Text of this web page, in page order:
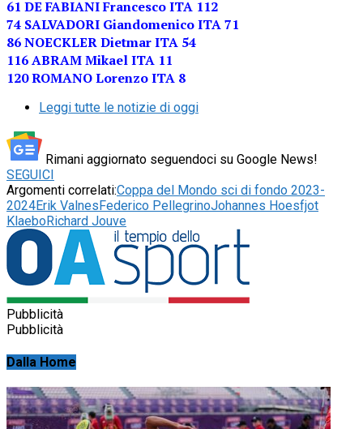
61 DE FABIANI Francesco ITA 112
74 SALVADORI Giandomenico ITA 71
86 NOECKLER Dietmar ITA 54
116 ABRAM Mikael ITA 11
120 ROMANO Lorenzo ITA 8
Leggi tutte le notizie di oggi
Rimani aggiornato seguendoci su Google News!
SEGUICI
Argomenti correlati:Coppa del Mondo sci di fondo 2023-
2024Erik ValnesFederico PellegrinoJohannes Hoesfjot
KlaeboRichard Jouve
Pubblicità
Pubblicità
Dalla Home